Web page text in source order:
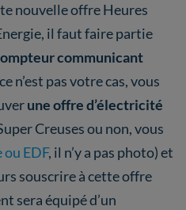
nouvelle offre Heures
il faut faire partie
communicant
n’est pas votre cas, vous
une offre d’électricité
Creuses ou non, vous
EDF, il n’y a pas photo) et
souscrire à cette offre
sera équipé d’un